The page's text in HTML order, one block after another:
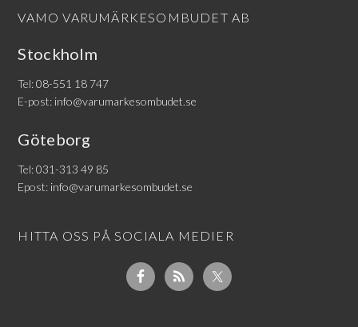
VAMO VARUMÄRKESOMBUDET AB
Stockholm
Tel:08-551 18 747
E-post: info@varumarkesombudet.se
Göteborg
Tel:031-313 49 85
Epost: info@varumarkesombudet.se
HITTA OSS PÅ SOCIALA MEDIER